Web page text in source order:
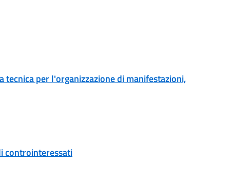
per l'organizzazione di manifestazioni,
controinteressati